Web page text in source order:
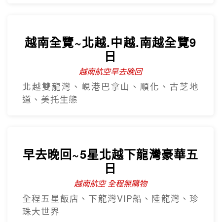
越南全覽~北越.中越.南越全覽9
日
越南航空早去晚回
北越雙龍灣、峴港巴拿山、順化、古芝地
道、美托生態
早去晚回~5星北越下龍灣豪華五
日
越南航空 全程無購物
全程五星飯店、下龍灣VIP船、陸龍灣、珍
珠大世界